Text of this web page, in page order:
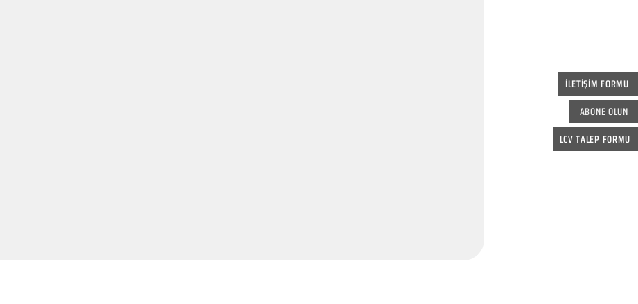
İLETİŞİM FORMU
ABONE OLUN
LCV TALEP FORMU